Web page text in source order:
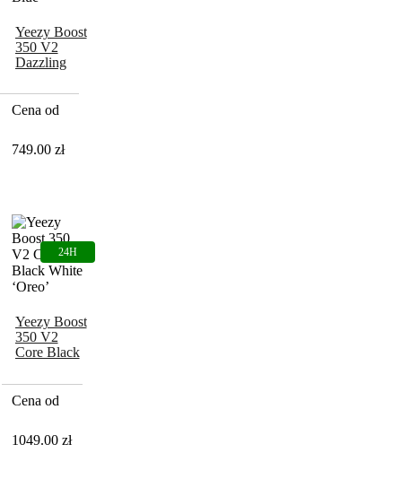
Yeezy Boost
350 V2
Dazzling
Cena od
749.00 zł
Yeezy Boost
350 V2
Core Black
‘Oreo’
Cena od
1049.00 zł